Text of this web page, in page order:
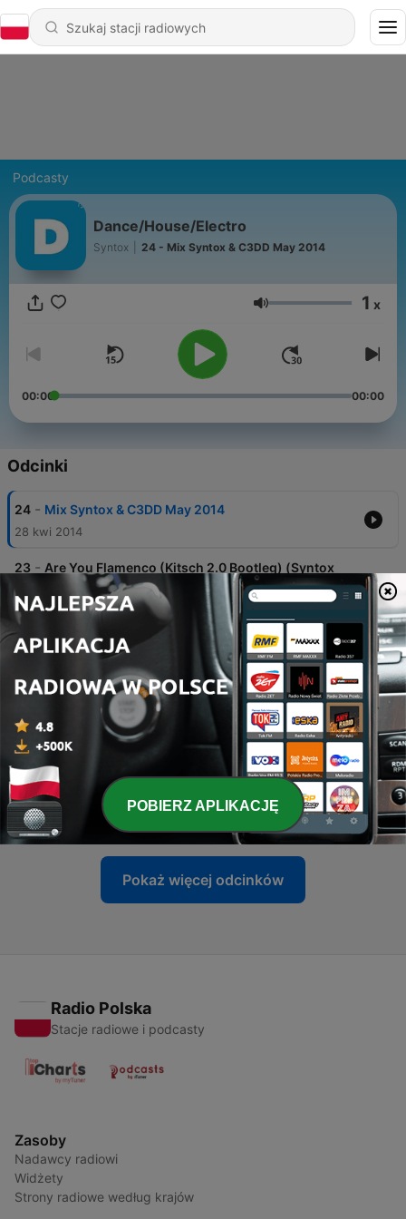
Podcasty
Dance/House/Electro
Syntox 24 - Mix Syntox & C3DD May 2014
Głośność 1 x
00:00 00:00
Odcinki
24 - Mix Syntox & C3DD May 2014
28 kwi 2014
23 - Are You Flamenco (Kitsch 2.0 Bootleg) (Syntox
Intro Work in Progress)
25 mar 2014
22 - GrOmiNeT Corp Vs. Tupac - Fuck All Pakignol
(Syntox Raptek Mashup)
Bingo Players Vs Daft Punk Vs Far East Movement
Vs Jay-Z & Kanye West - Ratlleogic in Paris
(Syntox Mashup)
20 - SMF - Hahaha (Syntox Remix)
22 lis 2012
Pokaż więcej odcinków
Radio Polska
Stacje radiowe i podcasty
Zasoby
Nadawcy radiowi
Widżety
Strony radiowe według krajów
POBIERZ APLIKACJĘ